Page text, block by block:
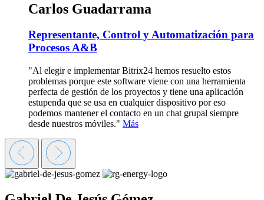
Carlos Guadarrama
Representante, Control y Automatización para
Procesos A&B
"Al elegir e implementar Bitrix24 hemos resuelto estos
problemas porque este software viene con una herramienta
perfecta de gestión de los proyectos y tiene una aplicación
estupenda que se usa en cualquier dispositivo por eso
podemos mantener el contacto en un chat grupal siempre
desde nuestros móviles." Más